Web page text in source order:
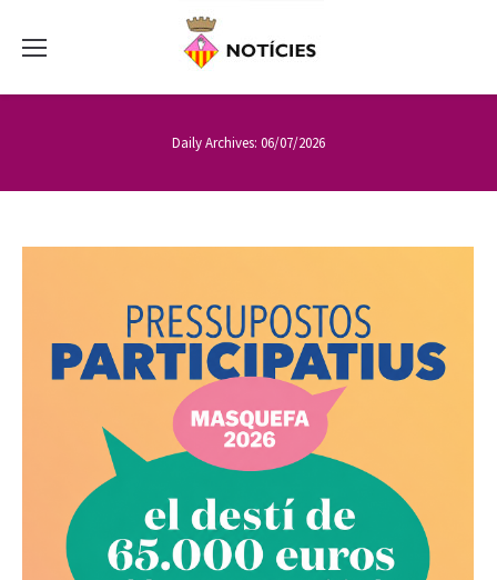
Daily Archives: 06/07/2026